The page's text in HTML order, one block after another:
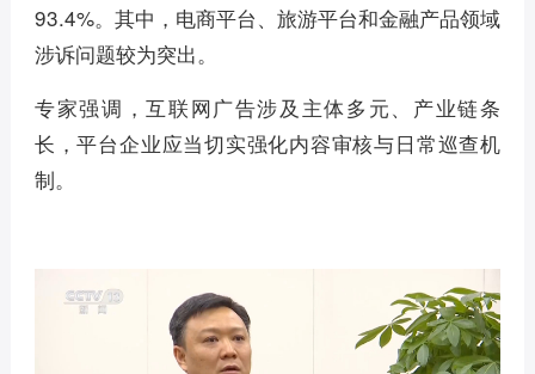
93.4%。其中，电商平台、旅游平台和金融产品领域
涉诉问题较为突出。
专家强调，互联网广告涉及主体多元、产业链条
长，平台企业应当切实强化内容审核与日常巡查机
制。